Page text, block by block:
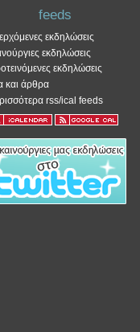
feeds
εκδηλώσεις
εκδηλώσεις
εκδηλώσεις
και άρθρα
rss/ical feeds